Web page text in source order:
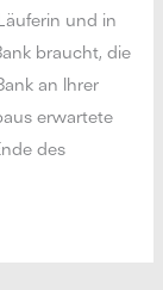
und in
braucht, die
an Ihrer
erwartete
des